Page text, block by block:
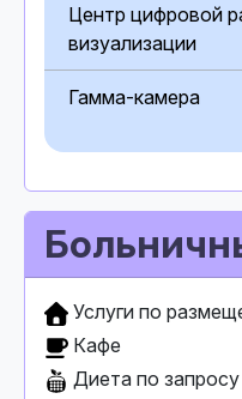
Центр цифровой
визуализации
Гамма-камера
Услуги по
Кафе
Диета по запросу